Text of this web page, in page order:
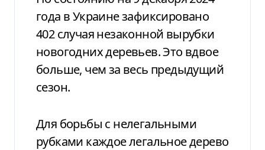
года в Украине зафиксировано
402 случая незаконной вырубки
новогодних деревьев. Это вдвое
больше, чем за весь предыдущий
сезон.
Для борьбы с нелегальными
рубками каждое легальное дерево